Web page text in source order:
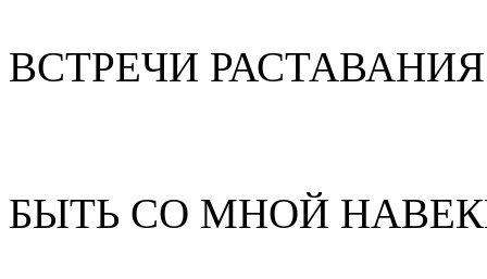
ВСТРЕЧИ
БЫТЬ СО МНОЙ